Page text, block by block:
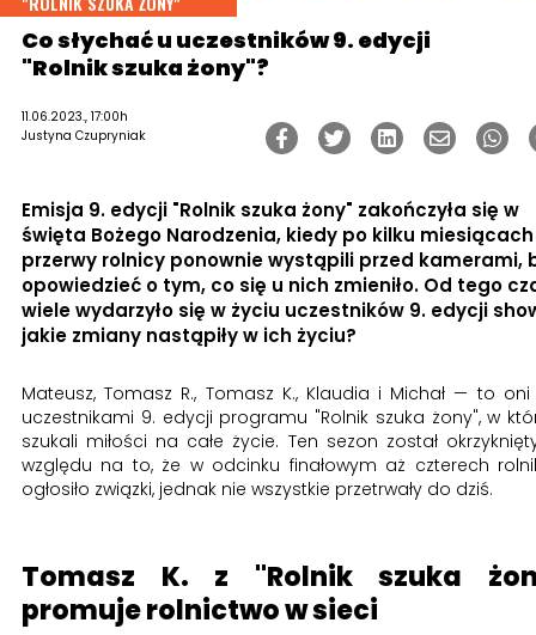
Co słychać u uczestników 9. edycji
"Rolnik szuka żony"?
11.06.2023., 17:00h
Justyna Czupryniak
Emisja 9. edycji "Rolnik szuka żony" zakończyła się w
święta Bożego Narodzenia, kiedy po kilku miesiącach
przerwy rolnicy ponownie wystąpili przed kamerami,
opowiedzieć o tym, co się u nich zmieniło. Od tego
wiele wydarzyło się w życiu uczestników 9. edycji
jakie zmiany nastąpiły w ich życiu?
Mateusz, Tomasz R., Tomasz K., Klaudia i Michał — to
uczestnikami 9. edycji programu "Rolnik szuka żony", w
szukali miłości na całe życie. Ten sezon został
względu na to, że w odcinku finałowym aż czterech
ogłosiło związki, jednak nie wszystkie przetrwały do dziś.
Tomasz K. z "Rolnik szuka
promuje rolnictwo w sieci